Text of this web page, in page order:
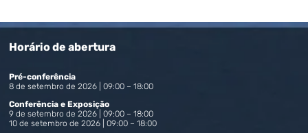
Horário de abertura
Pré-conferência
8 de setembro de 2026 | 09:00 – 18:00
Conferência e Exposição
9 de setembro de 2026 | 09:00 – 18:00
10 de setembro de 2026 | 09:00 – 18:00